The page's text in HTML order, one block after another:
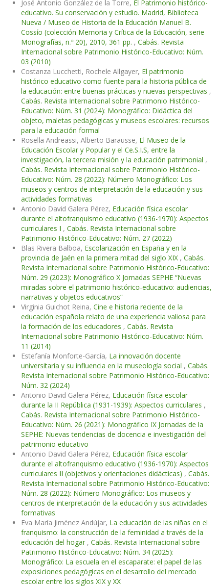
José Antonio González de la Torre, El Patrimonio histórico-
educativo. Su conservación y estudio. Madrid, Biblioteca
Nueva / Museo de Historia de la Educación Manuel B.
Cossío (colección Memoria y Crítica de la Educación, serie
Monografías, n.º 20), 2010, 361 pp. , Cabás. Revista
Internacional sobre Patrimonio Histórico-Educativo: Núm.
03 (2010)
Costanza Lucchetti, Rochele Allgayer, El patrimonio
histórico educativo como fuente para la historia pública de
la educación: entre buenas prácticas y nuevas perspectivas ,
Cabás. Revista Internacional sobre Patrimonio Histórico-
Educativo: Núm. 31 (2024): Monográfico: Didáctica del
objeto, maletas pedagógicas y museos escolares: recursos
para la educación formal
Rosella Andreassi, Alberto Barausse, El Museo de la
Educación Escolar y Popular y el Ce.S.I.S, entre la
investigación, la tercera misión y la educación patrimonial ,
Cabás. Revista Internacional sobre Patrimonio Histórico-
Educativo: Núm. 28 (2022): Número Monográfico: Los
museos y centros de interpretación de la educación y sus
actividades formativas
Antonio David Galera Pérez, Educación física escolar
durante el altofranquismo educativo (1936-1970): Aspectos
curriculares I , Cabás. Revista Internacional sobre
Patrimonio Histórico-Educativo: Núm. 27 (2022)
Blas Rivera Balboa, Escolarización en España y en la
provincia de Jaén en la primera mitad del siglo XIX , Cabás.
Revista Internacional sobre Patrimonio Histórico-Educativo:
Núm. 29 (2023): Monográfico X Jornadas SEPHE “Nuevas
miradas sobre el patrimonio histórico-educativo: audiencias,
narrativas y objetos educativos”
Virginia Guichot Reina, Cine e historia reciente de la
educación española relato de una experiencia valiosa para
la formación de los educadores , Cabás. Revista
Internacional sobre Patrimonio Histórico-Educativo: Núm.
11 (2014)
Estefanía Monforte-García, La innovación docente
universitaria y su influencia en la museología social , Cabás.
Revista Internacional sobre Patrimonio Histórico-Educativo:
Núm. 32 (2024)
Antonio David Galera Pérez, Educación física escolar
durante la II República (1931-1939): Aspectos curriculares ,
Cabás. Revista Internacional sobre Patrimonio Histórico-
Educativo: Núm. 26 (2021): Monográfico IX Jornadas de la
SEPHE: Nuevas tendencias de docencia e investigación del
patrimonio educativo
Antonio David Galera Pérez, Educación física escolar
durante el altofranquismo educativo (1936-1970): Aspectos
curriculares II (objetivos y orientaciones didácticas) , Cabás.
Revista Internacional sobre Patrimonio Histórico-Educativo:
Núm. 28 (2022): Número Monográfico: Los museos y
centros de interpretación de la educación y sus actividades
formativas
Eva María Jiménez Andújar, La educación de las niñas en el
franquismo: la construcción de la feminidad a través de la
educación del hogar , Cabás. Revista Internacional sobre
Patrimonio Histórico-Educativo: Núm. 34 (2025):
Monográfico: La escuela en el escaparate: el papel de las
exposiciones pedagógicas en el desarrollo del mercado
escolar entre los siglos XIX y XX